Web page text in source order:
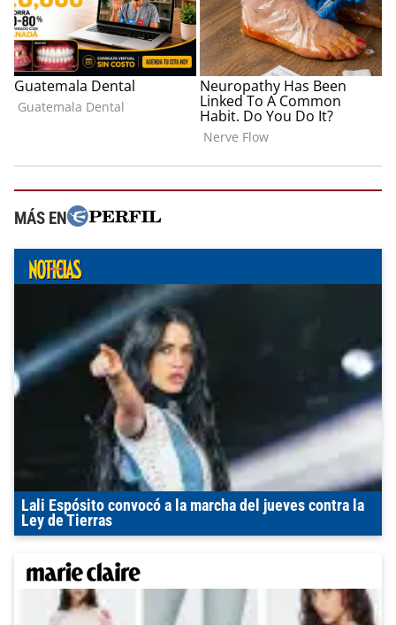
MÁS EN
Lali Espósito convocó a la marcha del jueves contra la
Ley de Tierras